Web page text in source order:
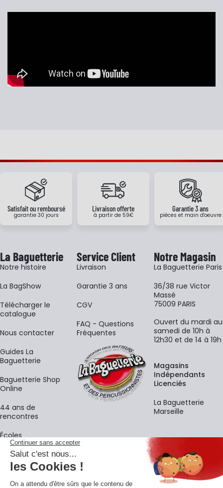
Satisfait ou remboursé
garantie 30 jours
Livraison offerte
à partir de 59€
Garantie 3 ans
pièces et main d'oeuvre
La Baguetterie
Notre histoire
La BagShow
​Télécharger le
catalogue
Nous contacter
Guides La
Baguetterie
Baguetterie Shop
Online
44 ans de
rencontres
Écoles
Service Client
Livraison
Garantie 3 ans
CGV
FAQ - Questions
Fréquentes
Notre Magasin
La Baguetterie Paris
36/38 rue Victor
Massé
75009 PARIS
Ouvert du mardi au
samedi de 10h à
12h30 et de 14 à 19h
Magasins
Indépendants
Licenciés
La Baguetterie
Marseille
La newsletter
Adresse e-mail